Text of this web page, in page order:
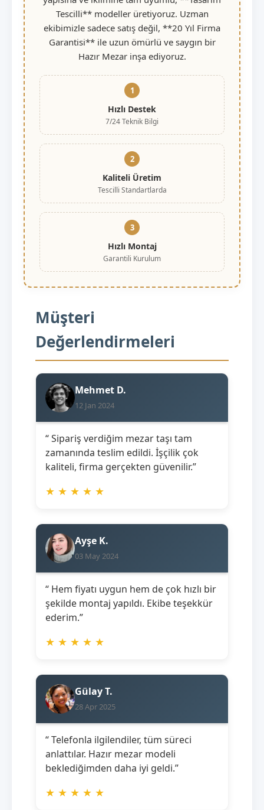
Tescilli** modeller üretiyoruz. Uzman
ekibimizle sadece satış değil, **20 Yıl Firma
Garantisi** ile uzun ömürlü ve saygın bir
Hazır Mezar inşa ediyoruz.
1
Hızlı Destek
7/24 Teknik Bilgi
2
Kaliteli Üretim
Tescilli Standartlarda
3
Hızlı Montaj
Garantili Kurulum
Müşteri
Değerlendirmeleri
Mehmet D.
12 Jan 2024
“ Sipariş verdiğim mezar taşı tam
zamanında teslim edildi. İşçilik çok
kaliteli, firma gerçekten güvenilir.”
★ ★ ★ ★ ★
Ayşe K.
03 May 2024
“ Hem fiyatı uygun hem de çok hızlı bir
şekilde montaj yapıldı. Ekibe teşekkür
ederim.”
★ ★ ★ ★ ★
Gülay T.
28 Apr 2025
“ Telefonla ilgilendiler, tüm süreci
anlattılar. Hazır mezar modeli
beklediğimden daha iyi geldi.”
★ ★ ★ ★ ★